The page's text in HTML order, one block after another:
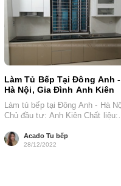
Làm Tủ Bếp Tại Đông Anh -
Hà Nội, Gia Đình Anh Kiên
Làm tủ bếp tại Đông Anh - Hà
Chủ đầu tư: Anh Kiên Chất liệu:
Acado Tu bếp
28/12/2022